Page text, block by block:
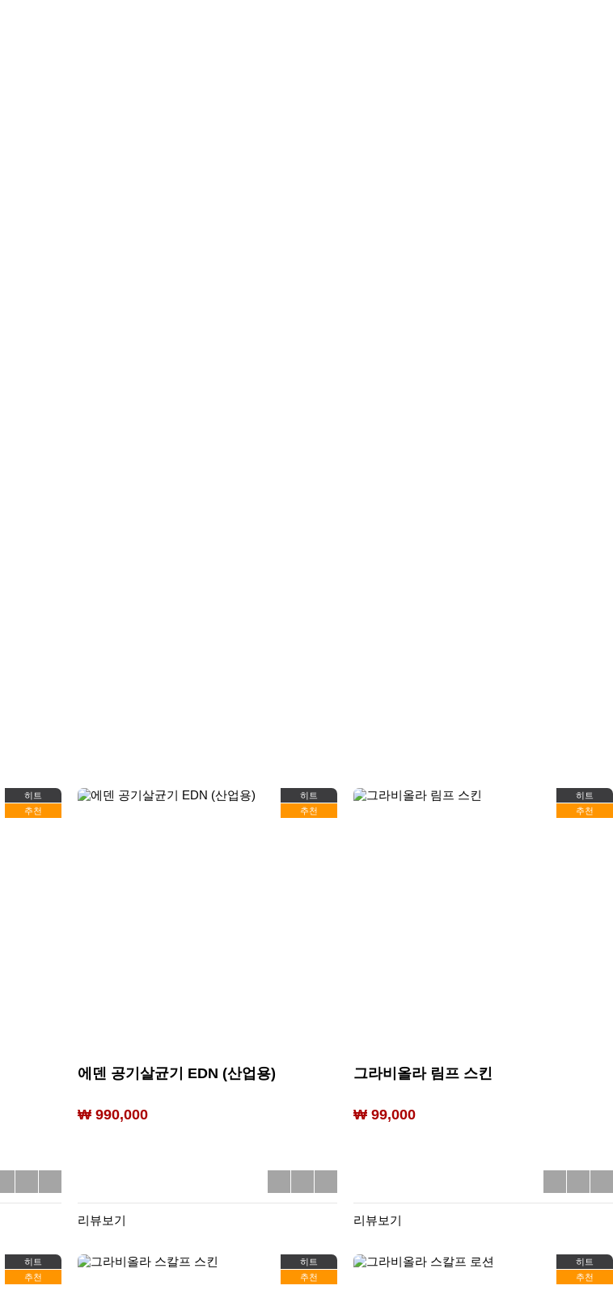
히트
추천
히트
추천
에덴 공기살균기 EDN (산업용)
₩ 990,000
리뷰보기
히트
추천
그라비올라 림프 스킨
₩ 99,000
리뷰보기
히트
추천
히트
추천
히트
추천